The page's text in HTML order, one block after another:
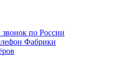
по России
Фабрики